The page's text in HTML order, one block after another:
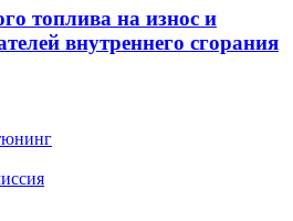
топлива на износ и
внутреннего сгорания